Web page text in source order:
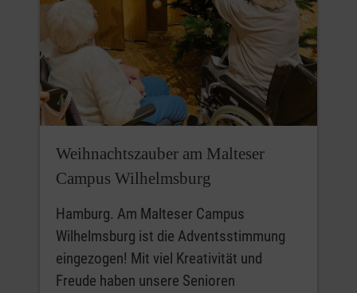
Weihnachtszauber am Malteser
Campus Wilhelmsburg
Hamburg. Am Malteser Campus
Wilhelmsburg ist die Adventsstimmung
eingezogen! Mit viel Kreativität und
Freude haben unsere Senioren